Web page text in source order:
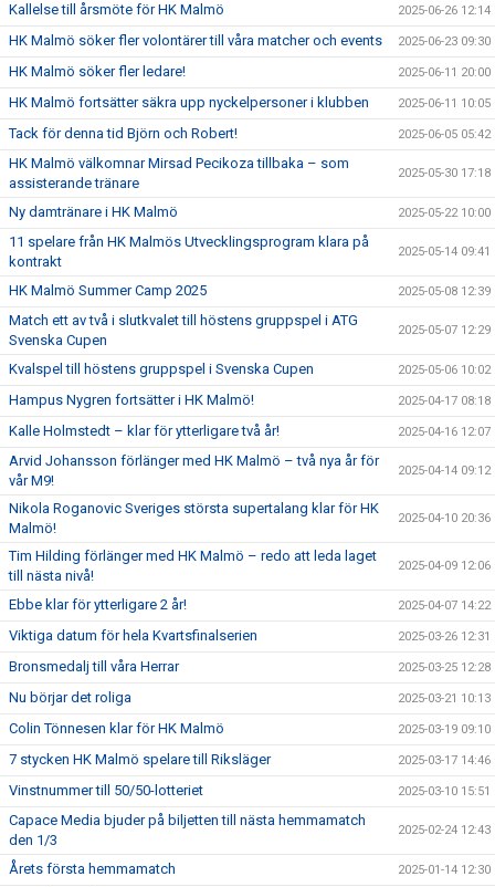
Kallelse till årsmöte för HK Malmö 2025-06-26 12:14
HK Malmö söker fler volontärer till våra matcher och events 2025-06-23 09:30
HK Malmö söker fler ledare! 2025-06-11 20:00
HK Malmö fortsätter säkra upp nyckelpersoner i klubben 2025-06-11 10:05
Tack för denna tid Björn och Robert! 2025-06-05 05:42
HK Malmö välkomnar Mirsad Pecikoza tillbaka – som
assisterande tränare
2025-05-30 17:18
Ny damtränare i HK Malmö 2025-05-22 10:00
11 spelare från HK Malmös Utvecklingsprogram klara på
kontrakt
2025-05-14 09:41
HK Malmö Summer Camp 2025 2025-05-08 12:39
Match ett av två i slutkvalet till höstens gruppspel i ATG
Svenska Cupen
2025-05-07 12:29
Kvalspel till höstens gruppspel i Svenska Cupen 2025-05-06 10:02
Hampus Nygren fortsätter i HK Malmö! 2025-04-17 08:18
Kalle Holmstedt – klar för ytterligare två år! 2025-04-16 12:07
Arvid Johansson förlänger med HK Malmö – två nya år för
vår M9!
2025-04-14 09:12
Nikola Roganovic Sveriges största supertalang klar för HK
Malmö!
2025-04-10 20:36
Tim Hilding förlänger med HK Malmö – redo att leda laget
till nästa nivå!
2025-04-09 12:06
Ebbe klar för ytterligare 2 år! 2025-04-07 14:22
Viktiga datum för hela Kvartsfinalserien 2025-03-26 12:31
Bronsmedalj till våra Herrar 2025-03-25 12:28
Nu börjar det roliga 2025-03-21 10:13
Colin Tönnesen klar för HK Malmö 2025-03-19 09:10
7 stycken HK Malmö spelare till Riksläger 2025-03-17 14:46
Vinstnummer till 50/50-lotteriet 2025-03-10 15:51
Capace Media bjuder på biljetten till nästa hemmamatch
den 1/3
2025-02-24 12:43
Årets första hemmamatch 2025-01-14 12:30